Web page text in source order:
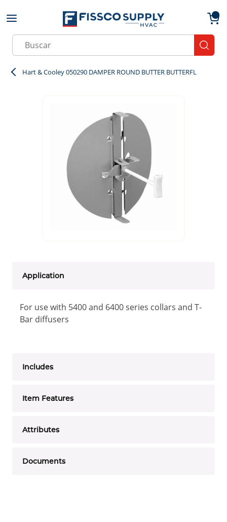
Skip to main content
Site Search
Hart & Cooley 050290 DAMPER ROUND BUTTER BUTTERFL
Application
For use with 5400 and 6400 series collars and T-
Bar diffusers
Includes
Item Features
Attributes
Documents